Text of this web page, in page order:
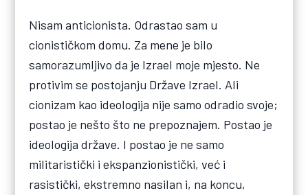
Nisam anticionista. Odrastao sam u
cionističkom domu. Za mene je bilo
samorazumljivo da je Izrael moje mjesto. Ne
protivim se postojanju Države Izrael. Ali
cionizam kao ideologija nije samo odradio svoje;
postao je nešto što ne prepoznajem. Postao je
ideologija države. I postao je ne samo
militaristički i ekspanzionistički, već i
rasistički, ekstremno nasilan i, na koncu,